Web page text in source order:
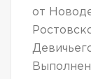
от